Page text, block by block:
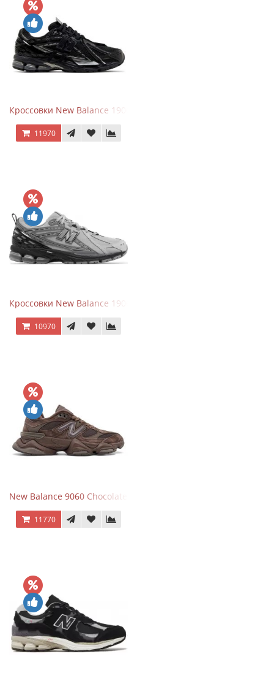
Кроссовки New Balance 1906A Black Silver
11970
Кроссовки New Balance 1906R Brighton Grey
10970
New Balance 9060 Chocolate Brown
11770